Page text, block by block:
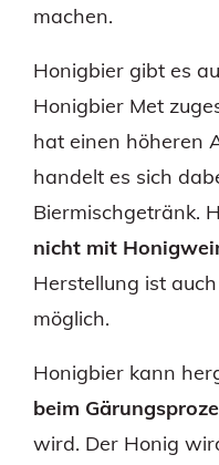
machen.
Honigbier gibt es
Honigbier Met
hat einen höheren
handelt es sich
Biermischgetränk.
nicht mit
Herstellung ist
möglich.
Honigbier kann
beim
wird. Der Honig